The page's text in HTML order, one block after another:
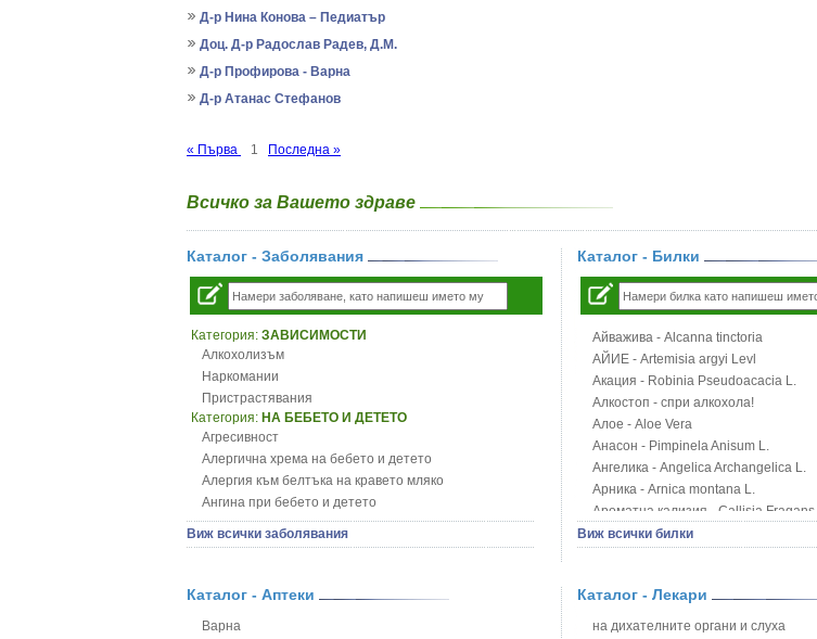
Д-р Нина Конова – Педиатър
Доц. Д-р Радослав Радев, Д.М.
Д-р Профирова - Варна
Д-р Атанас Стефанов
« Първа 1 Последна »
Всичко за Вашето здраве
Каталог - Заболявания
Категория: ЗАВИСИМОСТИ
Алкохолизъм
Наркомании
Пристрастявания
Категория: НА БЕБЕТО И ДЕТЕТО
Агресивност
Алергична хрема на бебето и детето
Алергия към белтъка на кравето мляко
Ангина при бебето и детето
Анемия при бебето и детето
Апетит - пълни деца
Безапетитие при бебето и детето
Бронхит и пневмония при деца
Виж всички заболявания
Каталог - Билки
Айважива - Alcanna tinctoria
АЙИЕ - Artemisia argyi Levl
Акация - Robinia Pseudoacacia L.
Алкостоп - спри алкохола!
Алое - Aloe Vera
Анасон - Pimpinela Anisum L.
Ангелика - Angelica Archangelica L.
Арника - Arnica montana L.
Ароматна кализия - Callisia Fragans
Арония - Sorbus melanocorpa
Блатен аир - Acorus calamus L.
Блатен тъжник - Spirea ulmaria L.
Виж всички билки
Каталог - Аптеки
Варна
Каталог - Лекари
на дихателните органи и слуха